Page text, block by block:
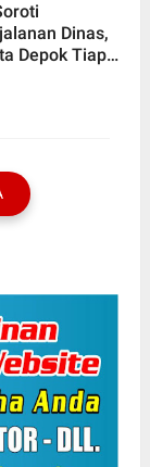
Dinas,
Depok Tiap